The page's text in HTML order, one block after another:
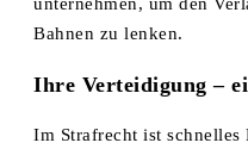
unternehmen, um den
Bahnen zu lenken.
Ihre Verteidigung –
Im Strafrecht ist schnelles